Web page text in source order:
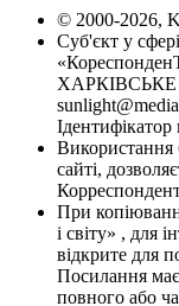
© 2000-2026,
Суб'єкт у
ХАРКІВСЬКЕ
Використання
сайті,
При
і світу» , для
відкрите для
Посилання має
повного або